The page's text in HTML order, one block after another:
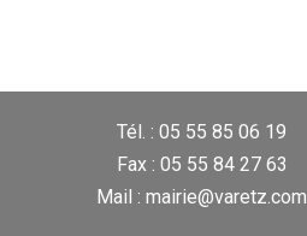
Tél. : 05 55 85 06 19
Fax : 05 55 84 27 63
Mail : mairie@varetz.com